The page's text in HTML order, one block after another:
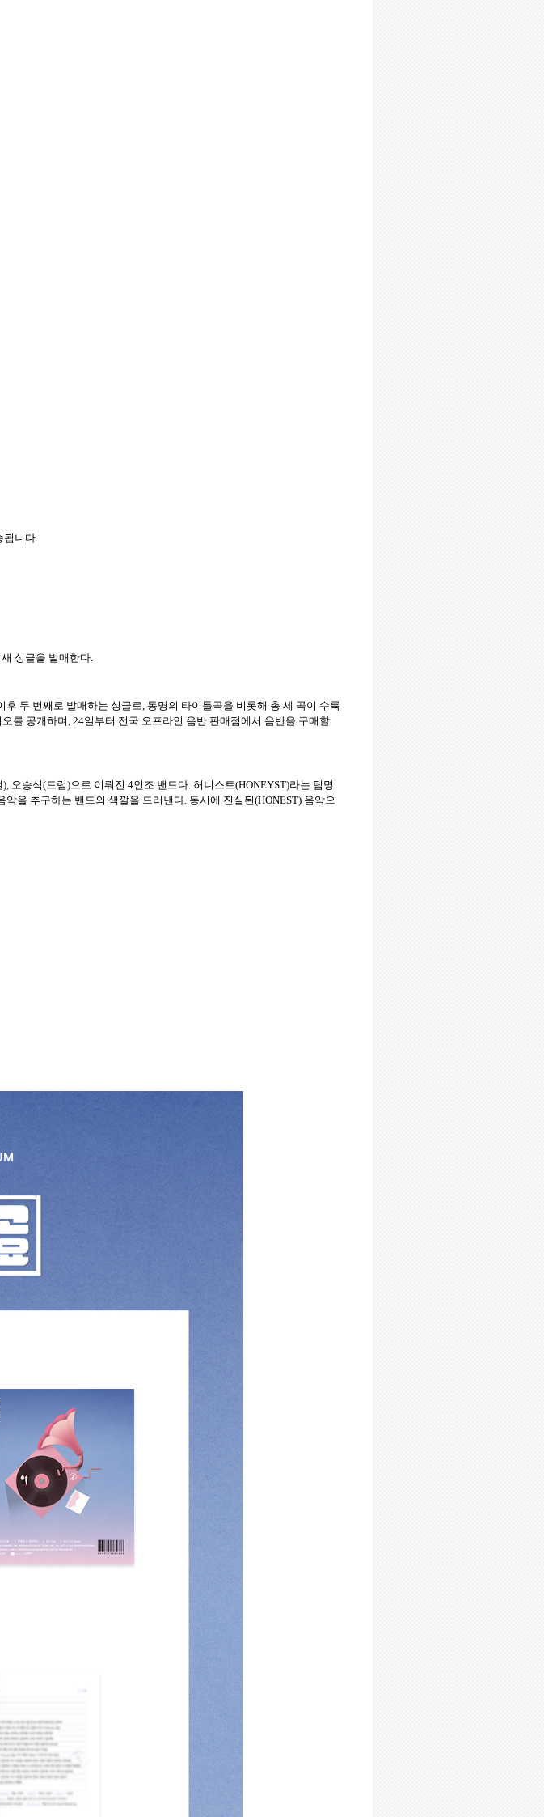
니다.
싱글을 발매한다.
후 두 번째로 발매하는 싱글로, 동명의 타이틀곡을 비롯해 총 세 곡이 수록
를 공개하며, 24일부터 전국 오프라인 음반 판매점에서 음반을 구매할
오승석(드럼)으로 이뤄진 4인조 밴드다. 허니스트(HONEYST)라는 팀명
을 추구하는 밴드의 색깔을 드러낸다. 동시에 진실된(HONEST) 음악으